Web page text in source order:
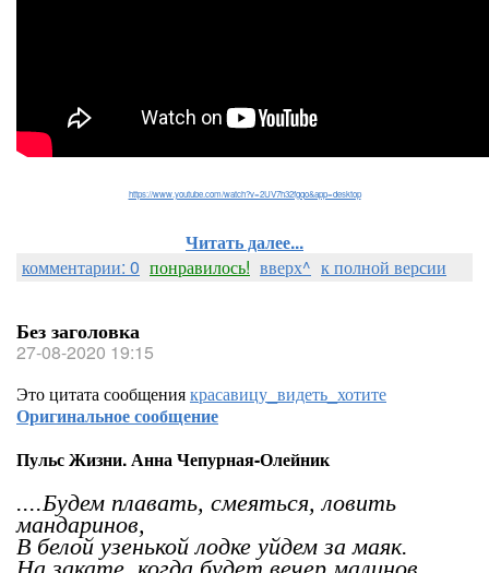
https://www.youtube.com/watch?v=2UV7h32fgqo&app=desktop
Читать далее...
комментарии: 0 понравилось! вверх^ к полной версии
Без заголовка
27-08-2020 19:15
Это цитата сообщениякрасавицу_видеть_хотите
Оригинальное сообщение
Пульс Жизни. Анна Чепурная-Олейник
....Будем плавать, смеяться, ловить
мандаринов,
В белой узенькой лодке уйдем за маяк.